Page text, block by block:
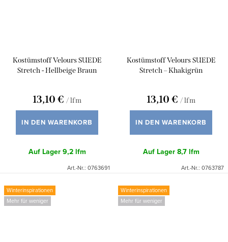
Kostümstoff Velours SUEDE
Stretch - Hellbeige Braun
13,10 € / lfm
IN DEN WARENKORB
Auf Lager9,2 lfm
Art.-Nr.: 0763691
Kostümstoff Velours SUEDE
Stretch – Khakigrün
13,10 € / lfm
IN DEN WARENKORB
Auf Lager8,7 lfm
Art.-Nr.: 0763787
Winterinspirationen
Mehr für weniger
Winterinspirationen
Mehr für weniger